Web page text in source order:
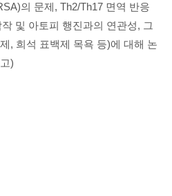
의 문제, Th2/Th17 면역 반응
및 아토피 행진과의 연관성, 그
, 희석 표백제 목욕 등)에 대해 논
)